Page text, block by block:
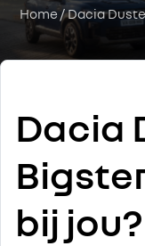
Home/ Dacia
Dacia
bij jou?